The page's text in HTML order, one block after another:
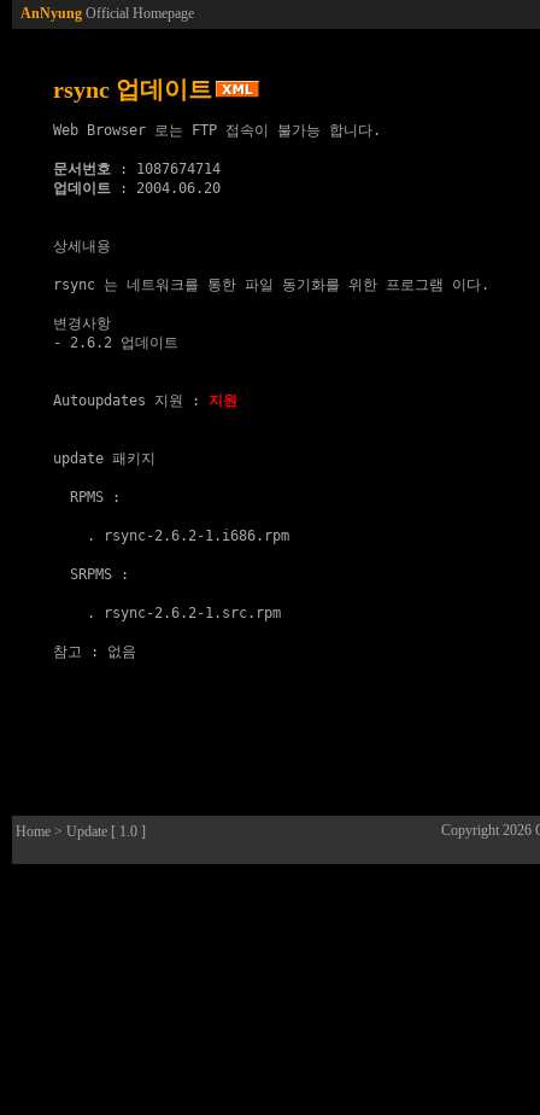
AnNyung Official Homepage
rsync 업데이트
Web Browser 로는 FTP 접속이 불가능 합니다.
문서번호
업데이트 : 2004.06.20
상세내용
rsync 는 네트워크를 통한 파일 동기화를 위한 프로그램 이다.
변경사항
- 2.6.2 업데이트
Autoupdates 지원 : 지원
update 패키지
  RPMS :
    .
rsync-2.6.2-1.i686.rpm
  SRPMS :
    .
rsync-2.6.2-1.src.rpm
참고 : 없음
Home > Update [ 1.0 ] Copyright 2026